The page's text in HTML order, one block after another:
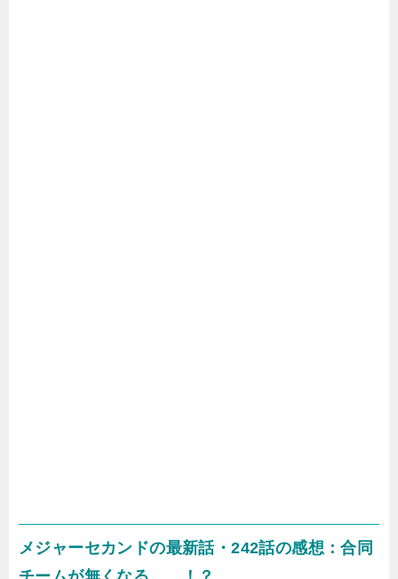
メジャーセカンドの最新話・242話の感想：合同